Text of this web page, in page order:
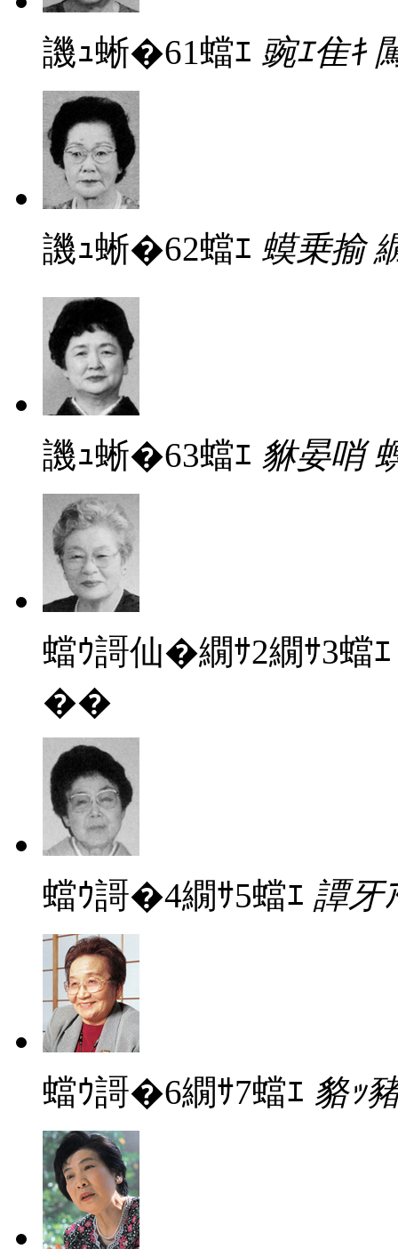
譏ｭ蜥�61蟷ｴ 豌ｴ隹ｷ
譏ｭ蜥�62蟷ｴ 蟆乗揄
譏ｭ蜥�63蟷ｴ 貅晏哨
蟷ｳ謌仙�繝ｻ2繝ｻ3蟷ｴ
��
蟷ｳ謌�4繝ｻ5蟷ｴ 譚牙
蟷ｳ謌�6繝ｻ7蟷ｴ 貉ｯ